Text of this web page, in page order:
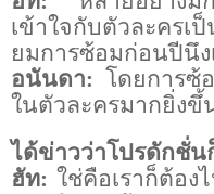
เข้าใจกับตัวละครเ
ยมการซ้อมก่อนปีนึง
อนันดา: โดยการซ้
ในตัวละครมากยิ่งขึ้
ได้ข่าวว่าโปรดักชั่น
ฮัท: ใช่คือเราก็ต้อ